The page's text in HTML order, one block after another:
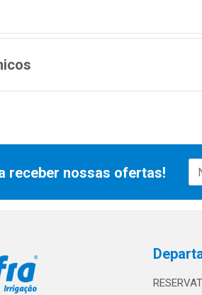
receber nossas ofertas!